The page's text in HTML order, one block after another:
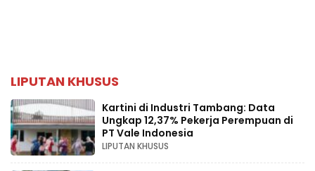
LIPUTAN KHUSUS
Kartini di Industri Tambang: Data
Ungkap 12,37% Pekerja Perempuan di
PT Vale Indonesia
LIPUTAN KHUSUS